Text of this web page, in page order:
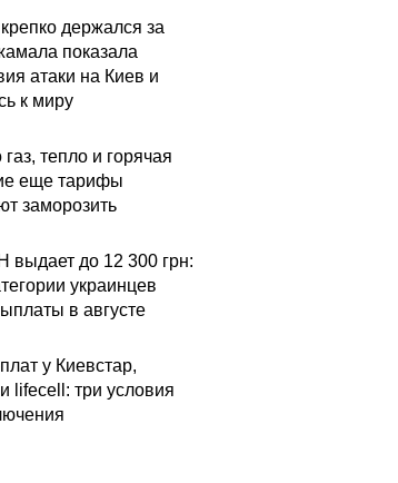
держался за
показала
атаки на Киев и
к миру
газ, тепло и горячая
еще тарифы
заморозить
до 12 300 грн:
украинцев
в августе
у Киевстар,
lifecell: три условия